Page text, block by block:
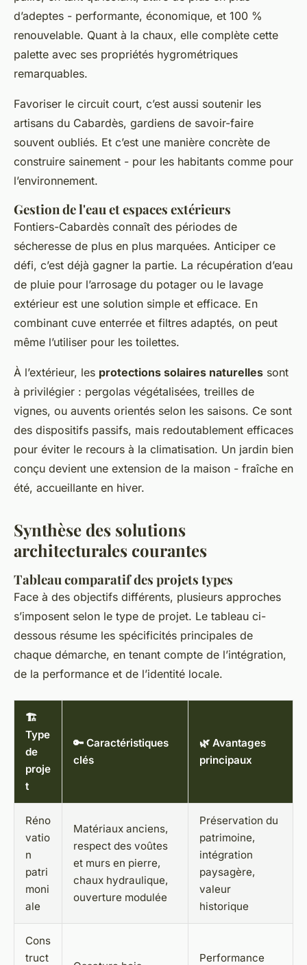
d’adeptes - performante, économique, et 100 %
renouvelable. Quant à la chaux, elle complète cette
palette avec ses propriétés hygrométriques
remarquables.
Favoriser le circuit court, c’est aussi soutenir les
artisans du Cabardès, gardiens de savoir-faire
souvent oubliés. Et c’est une manière concrète de
construire sainement - pour les habitants comme pour
l’environnement.
Gestion de l'eau et espaces extérieurs
Fontiers-Cabardès connaît des périodes de
sécheresse de plus en plus marquées. Anticiper ce
défi, c’est déjà gagner la partie. La récupération d’eau
de pluie pour l’arrosage du potager ou le lavage
extérieur est une solution simple et efficace. En
combinant cuve enterrée et filtres adaptés, on peut
même l’utiliser pour les toilettes.
À l’extérieur, les protections solaires naturelles sont
à privilégier : pergolas végétalisées, treilles de
vignes, ou auvents orientés selon les saisons. Ce sont
des dispositifs passifs, mais redoutablement efficaces
pour éviter le recours à la climatisation. Un jardin bien
conçu devient une extension de la maison - fraîche en
été, accueillante en hiver.
Synthèse des solutions
architecturales courantes
Tableau comparatif des projets types
Face à des objectifs différents, plusieurs approches
s’imposent selon le type de projet. Le tableau ci-
dessous résume les spécificités principales de
chaque démarche, en tenant compte de l’intégration,
de la performance et de l’identité locale.
🏗️
Type
de
proje
t
🔑 Caractéristiques
clés
🌿 Avantages
principaux
Réno
vatio
n
patri
moni
ale
Matériaux anciens,
respect des voûtes
et murs en pierre,
chaux hydraulique,
ouverture modulée
Préservation du
patrimoine,
intégration
paysagère,
valeur
historique
Cons
truct
Performance